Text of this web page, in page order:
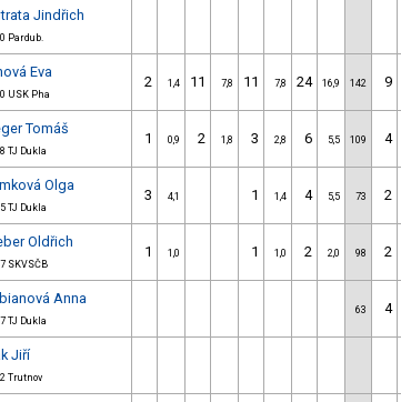
Jindřich
Pardub.
Eva
USK Pha
2 1,4 11 7,8 11 7,8 24 16,9 142 9
Tomáš
TJ Dukla
1 0,9 2 1,8 3 2,8 6 5,5 109 4
Olga
TJ Dukla
3 4,1 1 1,4 4 5,5 73 2
Oldřich
SKVSČB
1 1,0 1 1,0 2 2,0 98 2
Anna
TJ Dukla
63 4
Jiří
Trutnov